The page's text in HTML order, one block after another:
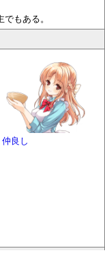
もある。
仲良し